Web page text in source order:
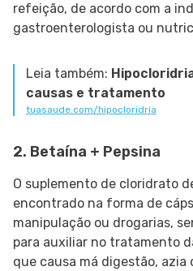
refeição, de acordo com a
gastroenterologista ou
Leia também:
causas e tratamento
tuasaude.com/hipocloridria
2. Betaína + Pepsina
O suplemento de cloridrato
encontrado na forma de
manipulação ou drogarias,
para auxiliar no tratamento
que causa má digestão, azia